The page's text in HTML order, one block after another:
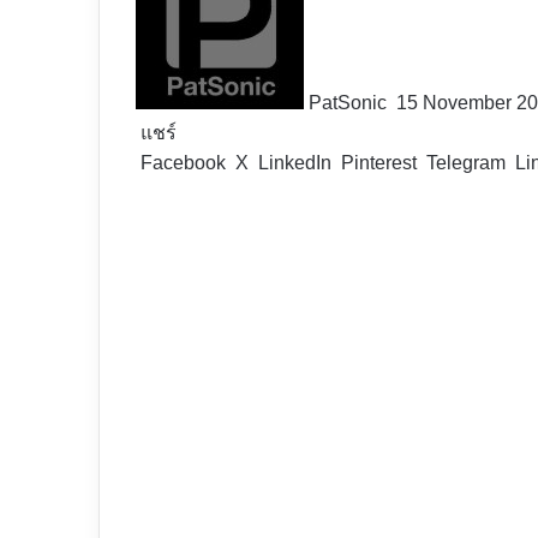
PatSonic 15 November
แชร์
Facebook X LinkedIn Pinterest Telegram